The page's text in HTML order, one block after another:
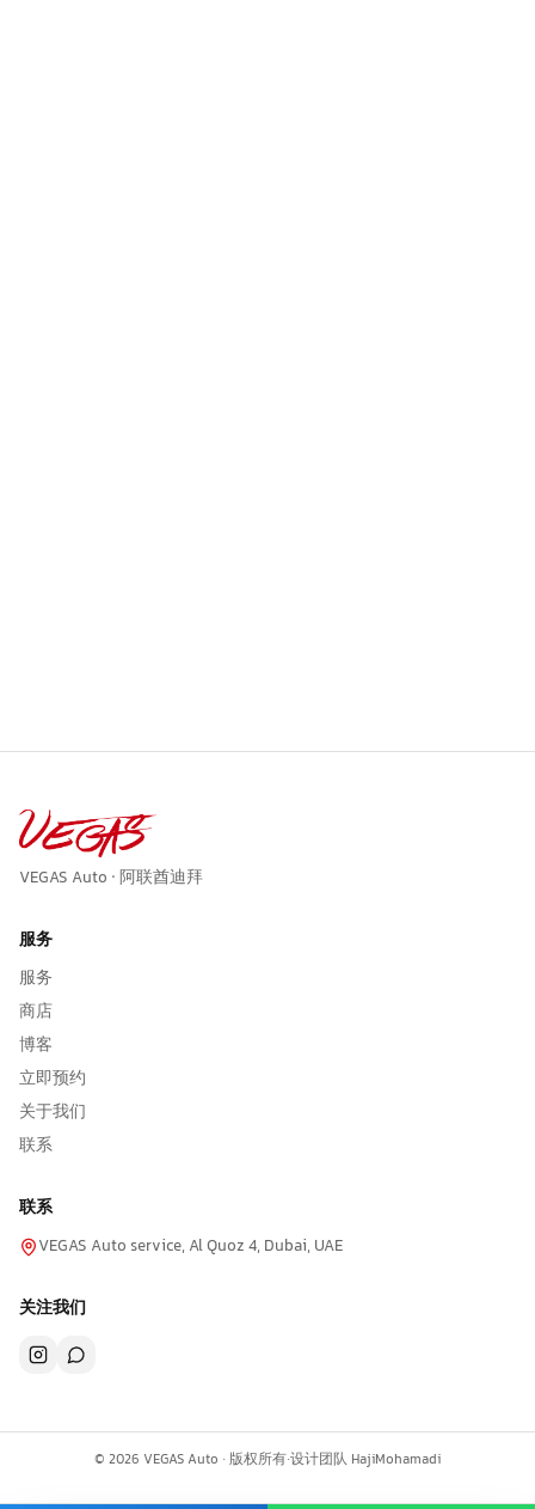
VEGAS Auto · 阿联酋迪拜
服务
服务
商店
博客
立即预约
关于我们
联系
联系
VEGAS Auto service, Al Quoz 4, Dubai, UAE
关注我们
© 2026 VEGAS Auto ·版权所有·设计团队 HajiMohamadi